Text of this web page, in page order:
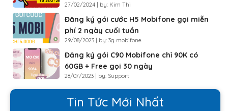
27/02/2024 | by: Kim Thi
Đăng ký gói cước H5 Mobifone gọi miễn
phí 2 ngày cuối tuần
29/08/2023 | by: 3g mobifone
Đăng ký gói C90 Mobifone chỉ 90K có
60GB + Free gọi 30 ngày
28/07/2023 | by: Support
Tin Tức Mới Nhất